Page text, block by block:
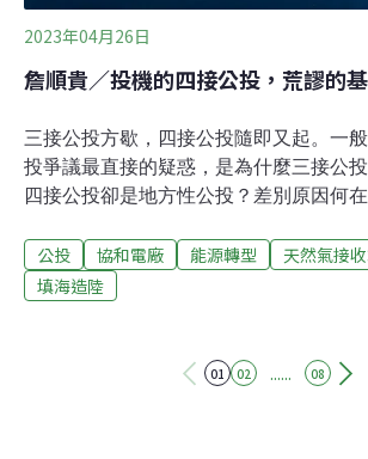
2023年04月26日
詹順貴／投機的四接公投，荒謬的
三接公投方歇，四接公投隨即又起。一
投爭議最直接的疑惑，是為什麼三接公
四接公投卻是地方性公投？差別原因何
自治條例》的情況下，換上國民黨執政
清明連假前通過審查認為屬地方性公投，
的更大爭議？三接和四接公投的差異三
公投 協和電廠 能源轉型 天然氣接
填海造陸
01 02 ...... 08